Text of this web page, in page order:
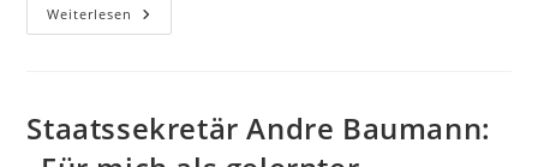
Weiterlesen In
Den
Staatssekretär Andre Baumann: